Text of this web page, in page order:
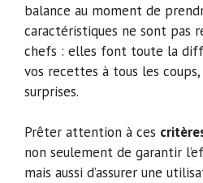
balance au moment de
caractéristiques ne sont pas
chefs : elles font toute la
vos recettes à tous les coups,
surprises.
Prêter attention à ces
non seulement de garantir
mais aussi d’assurer une